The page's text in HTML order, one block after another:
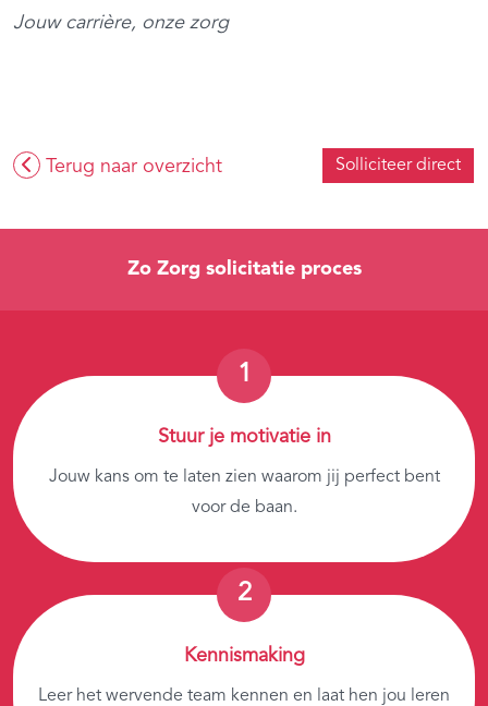
Jouw carrière, onze zorg
Terug naar overzicht Solliciteer direct
Zo Zorg solicitatie proces
Stuur je motivatie in
Jouw kans om te laten zien waarom jij perfect bent
voor de baan.
Kennismaking
Leer het wervende team kennen en laat hen jou leren